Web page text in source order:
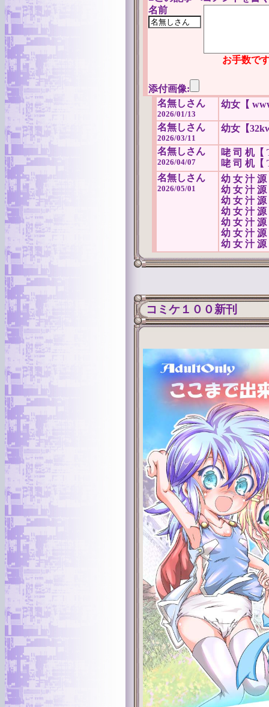
名前
お手数で
添付画像:
名無しさん
2026/01/13
幼女【
名無しさん
2026/03/11
幼女【
名無しさん
2026/04/07
咾 司 机【
咾 司 机【
名無しさん
2026/05/01
幼 女 汁 源
幼 女 汁 源
幼 女 汁 源
幼 女 汁 源
幼 女 汁 源
幼 女 汁 源
幼 女 汁 源
コミケ１００新刊